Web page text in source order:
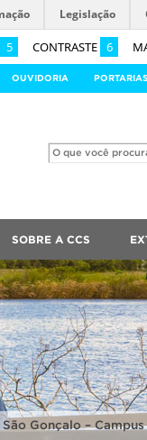
5 CONTRASTE 6
Legislação
OUVIDORIA PORTARIAS
SOBRE A CCS
Gonçalo –